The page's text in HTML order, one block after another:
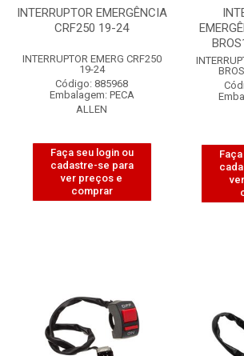
INTERRUPTOR EMERGÊNCIA
CRF250 19-24
INTERRUPTOR EMERG CRF250
19-24
Código: 885968
Embalagem: PECA
ALLEN
Faça seu login ou
cadastre-se para
ver preços e
comprar